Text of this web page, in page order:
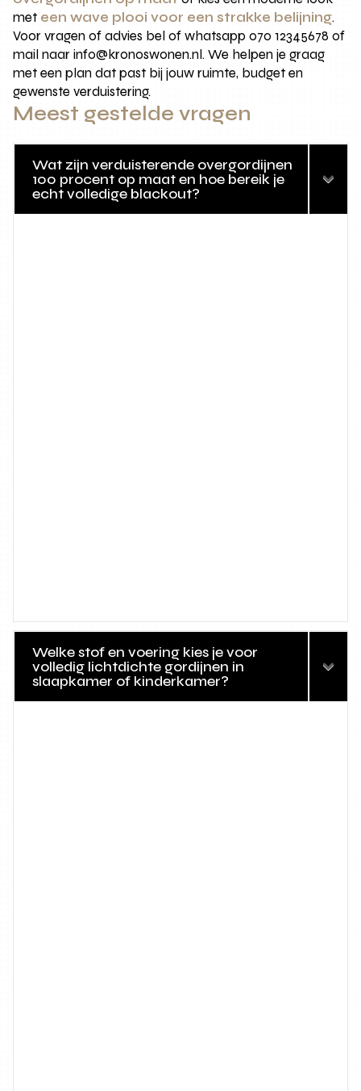
met een wave plooi voor een strakke belijning.
Voor vragen of advies bel of whatsapp 070 12345678 of
mail naar info@kronoswonen.nl. We helpen je graag
met een plan dat past bij jouw ruimte, budget en
gewenste verduistering.
Meest gestelde vragen
Wat zijn verduisterende overgordijnen
100 procent op maat en hoe bereik je
echt volledige blackout?
Welke stof en voering kies je voor
volledig lichtdichte gordijnen in
slaapkamer of kinderkamer?